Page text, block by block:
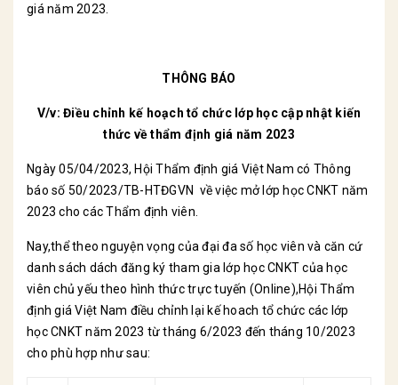
giá năm 2023.
THÔNG BÁO
V/v: Điều chỉnh kế hoạch tổ chức lớp học cập nhật kiến
thức về thẩm định giá năm 2023
Ngày 05/04/2023, Hội Thẩm định giá Việt Nam có Thông
báo số 50/2023/TB-HTĐGVN về việc mở lớp học CNKT năm
2023 cho các Thẩm định viên.
Nay,thể theo nguyện vọng của đại đa số học viên và căn cứ
danh sách dách đăng ký tham gia lớp học CNKT của học
viên chủ yếu theo hình thức trực tuyến (Online),Hội Thẩm
định giá Việt Nam điều chỉnh lại kế hoach tổ chức các lớp
học CNKT năm 2023 từ tháng 6/2023 đến tháng 10/2023
cho phù hợp như sau: